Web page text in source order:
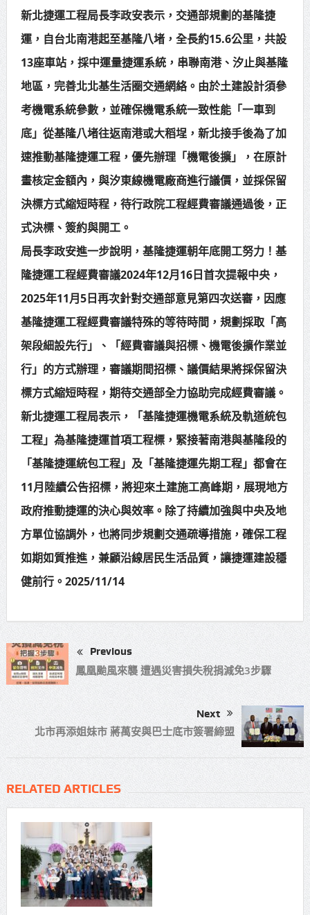
新北捷運工程局長李政安表示，交通部規劃的基隆捷
運，自台北南港起至基隆八堵，全長約15.6公里，共設
13座車站，採中運量捷運系統，串聯南港、汐止與基隆
地區，完善北北基生活圈交通網絡。由於土建設計須參
考機電系統參數，並確保機電系統一致性能「一車到
底」從基隆八堵往返南港或大稻埕，新北接手後為了加
速推動基隆捷運工程，優先辦理「機電後擴」，在原計
畫核定金額內，與汐東線機電廠商進行議價，並採保留
決標方式縮短時程，待行政院工程經費審議通過後，正
式決標、簽約與開工。
局長李政安進一步說明，基隆捷運朝年底開工努力！基
隆捷運工程經費審議2024年12月16日首次提報中央，
2025年11月5日再次針對交通部意見第四次送審，因應
基隆捷運工程經費審議特殊的等待時間，規劃採取「高
架段細設先行」、「經費審議與招標、機電後擴作業並
行」的方式辦理，審議期間招標、議價結果將採保留決
標方式縮短時程，期待交通部全力協助完成經費審議。
新北捷運工程局表示，「基隆捷運機電系統及軌道統包
工程」為基隆捷運首項工程標，緊接著南港與基隆段的
「基隆捷運統包工程」及「基隆捷運先期工程」都會在
11月陸續公告招標，將迎來土建施工高峰期，展現地方
政府推動捷運的決心與效率。除了持續加強與中央及地
方單位協調外，也將同步規劃交通疏導措施，確保工程
如期如質推進，兼顧沿線居民生活品質，讓捷運建設穩
健前行。2025/11/14
Previous
鳳凰颱風來襲 遭遇災害損失稅捐減免3步驟
Next
北市再添姐妹市 蔣萬安與巴士底市簽署締盟
RELATED ARTICLES